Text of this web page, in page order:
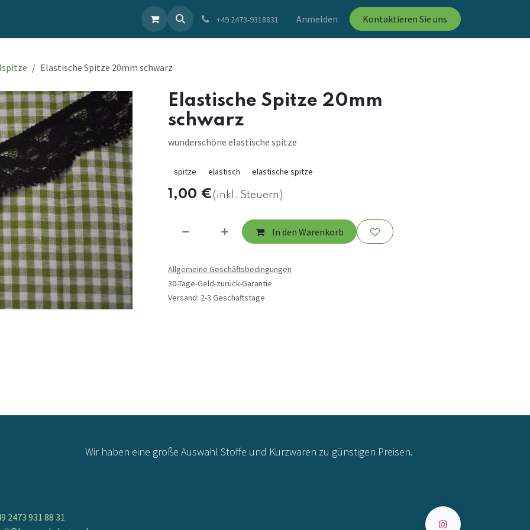
+49 2473-9318831 Anmelden Kontaktieren Sie uns
Elastische Spitze 20mm schwarz
Elastische Spitze 20mm
schwarz
wunderschöne elastische spitze
spitze elastisch elastische spitze
1,00 €(inkl. Steuern)
In den Warenkorb
Allgemeine Geschäftsbedingungen
30-Tage-Geld-zurück-Garantie
Versand: 2-3 Geschäftstage
Wir haben eine große Auswahl Stoffe und Kurzwaren zu günstigen Preisen.
2473 931 88 31